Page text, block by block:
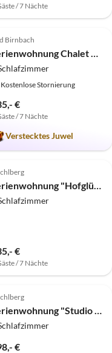
/ 7 Nächte
4.8 (4)
Birnbach
Kostenlose Stornierung
€
/ 7 Nächte
Verstecktes Juwel
€
/ 7 Nächte
€